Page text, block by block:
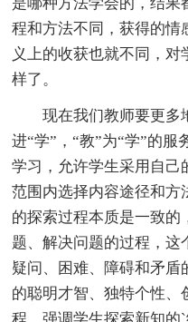
是哪种方法学会的，结果
程和方法不同，获得的情
义上的收获也就不同，
样了。
现在我们教师要更多
进“学”，“教”为“学”的
学习，允许学生采用自己
范围内选择内容途径和方
的探索过程本质是一致的
题、解决问题的过程，这
疑问、困难、障碍和矛盾
的聪明才智、独特个性、